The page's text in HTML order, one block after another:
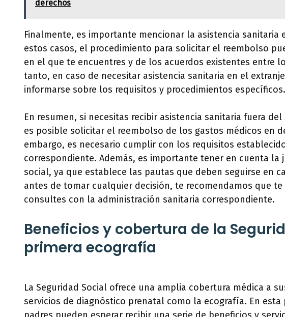
derechos
Finalmente, es importante mencionar la asistencia sanitaria
estos casos, el procedimiento para solicitar el reembolso
en el que te encuentres y de los acuerdos existentes entre
tanto, en caso de necesitar asistencia sanitaria en el
informarse sobre los requisitos y procedimientos específicos.
En resumen, si necesitas recibir asistencia sanitaria fuera
es posible solicitar el reembolso de los gastos médicos en
embargo, es necesario cumplir con los requisitos
correspondiente. Además, es importante tener en cuenta la
social, ya que establece las pautas que deben seguirse en
antes de tomar cualquier decisión, te recomendamos que
consultes con la administración sanitaria correspondiente.
Beneficios y cobertura de la
primera ecografía
La Seguridad Social ofrece una amplia cobertura médica a
servicios de diagnóstico prenatal como la ecografía. En